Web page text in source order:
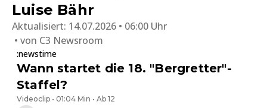
Luise Bähr
Aktualisiert: 14.07.2026 • 06:00 Uhr
von C3 Newsroom
:newstime
Wann startet die 18. "Bergretter"-
Staffel?
Videoclip • 01:04 Min • Ab 12